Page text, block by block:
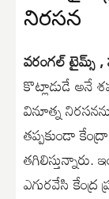
నిరసన
వరంగల్ టైమ్స్
కొట్లాడుడే అనే
వినూత్న
తప్పకుండా
ఎగురవేసి కేంద్ర